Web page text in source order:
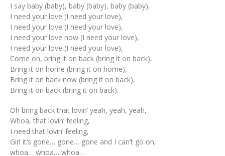
I say baby (baby), baby (baby), baby (baby),
I need your love (I need your love),
I need your love (I need your love),
I need your love now (I need your love),
I need your love (I need your love),
Come on, bring it on back (bring it on back),
Bring it on home (bring it on home),
Bring it on back now (bring it on back),
Bring it on back (bring it on back).
Oh bring back that lovin’ yeah, yeah, yeah,
Whoa, that lovin’ feeling,
I need that lovin’ feeling,
Girl it’s gone… gone… gone and I can’t go on,
whoa… whoa… whoa…